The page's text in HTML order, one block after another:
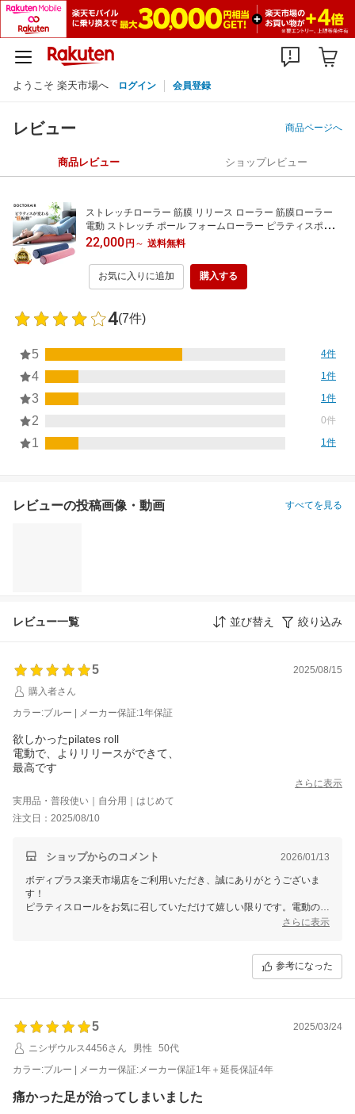
ようこそ 楽天市場へ ログイン 会員登録
レビュー 商品ページへ
商品レビュー ショップレビュー
ストレッチローラー 筋膜 リリース ローラー 筋膜ローラー
電動 ストレッチ ポール フォームローラー ピラティスポール
ヨガ ギフト プレゼント | ドクターエア ピラティスロール E
PR-01
22,000円 ～ 送料無料
お気に入りに追加 購入する
4(7件)
5 4件
4 1件
3 1件
2 0件
1 1件
レビューの投稿画像・動画 すべてを見る
レビュー一覧 並び替え 絞り込み
5
2025/08/15
購入者さん
カラー:ブルー | メーカー保証:1年保証
欲しかったpilates roll
電動で、よりリリースができて、
最高です
さらに表示
実用品・普段使い｜自分用｜はじめて
注文日：2025/08/10
ショップからのコメント 2026/01/13
ボディプラス楽天市場店をご利用いただき、誠にありがとうございま
す！
ピラティスロールをお気に召していただけて嬉しい限りです。電動の振
動機能でさらに筋膜リリースをお楽しみいただけているとのこと、安心
これからもお客様の健康づくりやリラックスタイムのお供に役立てるよ
う、心を込めた商品をお届けしてまいります。またのご利用を心よりお
さらに表示
参考になった
5
2025/03/24
ニシザウルス4456さん
男性
50代
カラー:ブルー | メーカー保証:メーカー保証1年＋延長保証4年
痛かった足が治ってしまいました